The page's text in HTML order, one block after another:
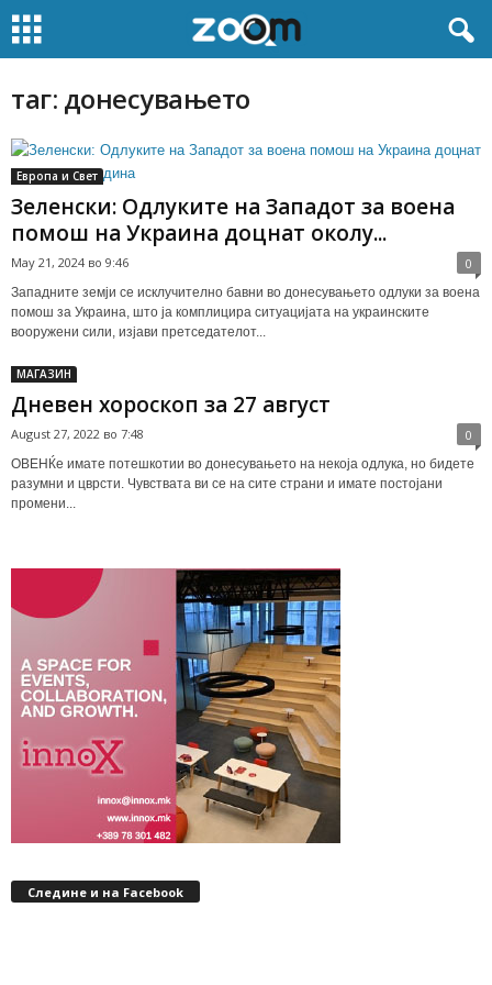
таг: донесувањето
Европа и Свет
Зеленски: Одлуките на Западот за воена
помош на Украина доцнат околу...
May 21, 2024 во 9:46 0
Западните земји се исклучително бавни во донесувањето одлуки за воена
помош за Украина, што ја комплицира ситуацијата на украинските
вооружени сили, изјави претседателот...
МАГАЗИН
Дневен хороскоп за 27 август
August 27, 2022 во 7:48 0
ОВЕНЌе имате потешкотии во донесувањето на некоја одлука, но бидете
разумни и цврсти. Чувствата ви се на сите страни и имате постојани
промени...
Следине и на Facebook